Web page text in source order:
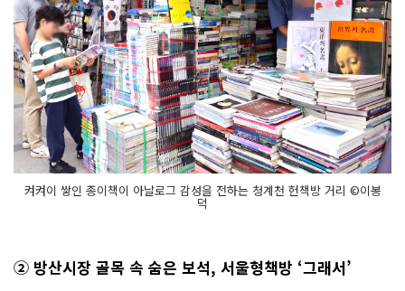
켜켜이 쌓인 종이책이 아날로그 감성을 전하는 청계천 헌책방 거리 ©이봉
덕
② 방산시장 골목 속 숨은 보석, 서울형책방 ‘그래서’